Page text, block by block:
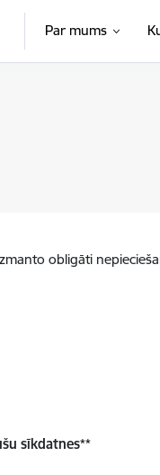
Par mums
obligāti
sīkdatnes**